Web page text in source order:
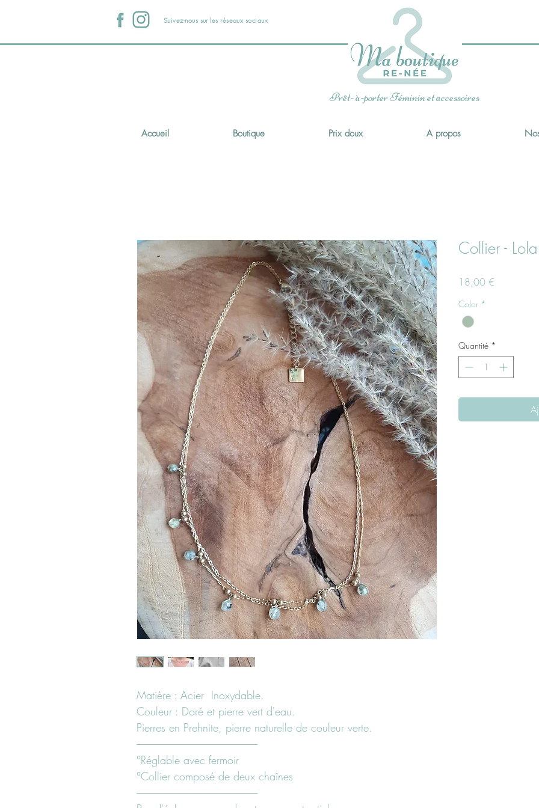
Suivez-nous sur les réseaux sociaux
Prêt- à-porter Féminin et accessoires
Accueil Boutique Prix doux A propos
Matière : Acier Inoxydable.
Couleur : Doré et pierre vert d'eau.
Pierres en Prehnite, pierre naturelle de couleur verte.
-------------------------------------------------------------------
°Réglable avec fermoir
°Collier composé de deux chaînes
-------------------------------------------------------------------
Collier - Lola
18,00 €
Color *
Quantité *